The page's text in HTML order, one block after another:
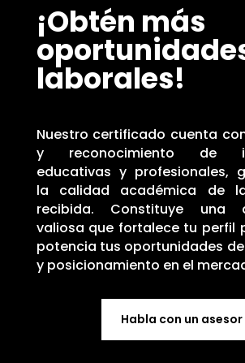
¡Obtén más
laborales!
Nuestro certificado cuenta
y reconocimiento de
educativas y profesionales,
la calidad académica de
recibida. Constituye una
valiosa que fortalece tu perfil
potencia tus oportunidades
y posicionamiento en el
Habla con un asesor